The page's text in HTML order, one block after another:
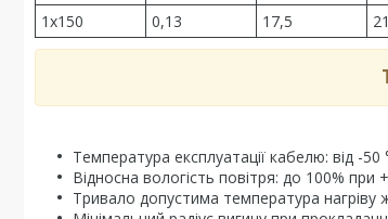
1х150
0,13 17,5
Температура експлуатації кабелю: від -
Відносна вологість повітря: до 100% при
Тривало допустима температура нагріву